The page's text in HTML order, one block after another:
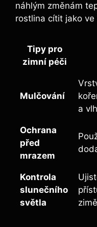
náhlým změnám
rostlina cítit jako
Tipy pro
zimní péči
Mulčování
a
Ochrana
před
mrazem
Kontrola
slunečního
světla